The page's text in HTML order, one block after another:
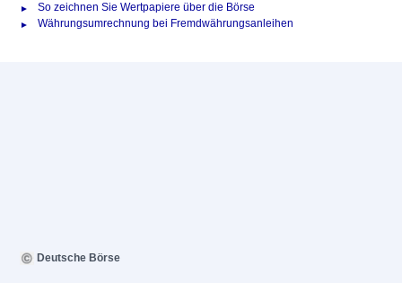
So zeichnen Sie Wertpapiere über die Börse
Währungsumrechnung bei Fremdwährungsanleihen
Deutsche Börse